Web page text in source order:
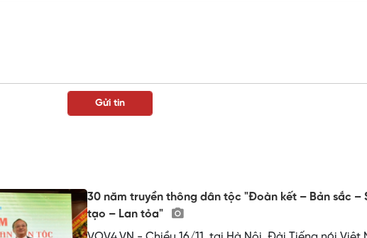
30 năm truyền thông dân tộc "Đoàn kết – Bản sắc –
tạo – Lan tỏa"